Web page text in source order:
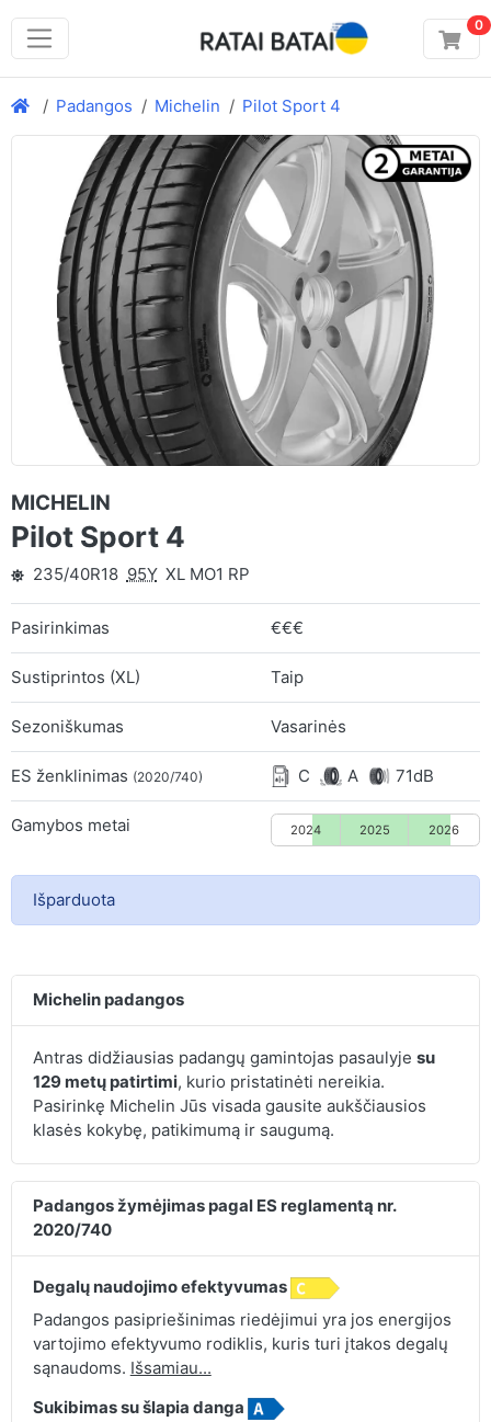
0
Padangos Michelin Pilot Sport 4
MICHELIN
Pilot Sport 4
235/40R18 95Y XL MO1 RP
Pasirinkimas €€€
Sustiprintos (XL) Taip
Sezoniškumas Vasarinės
ES ženklinimas (2020/740) C A 71dB
Gamybos metai 2024 2025 2026
Išparduota
Michelin padangos
Antras didžiausias padangų gamintojas pasaulyje su
129 metų patirtimi, kurio pristatinėti nereikia.
Pasirinkę Michelin Jūs visada gausite aukščiausios
klasės kokybę, patikimumą ir saugumą.
Padangos žymėjimas pagal ES reglamentą nr.
2020/740
Degalų naudojimo efektyvumas
Padangos pasipriešinimas riedėjimui yra jos energijos
vartojimo efektyvumo rodiklis, kuris turi įtakos degalų
sąnaudoms. Išsamiau...
Sukibimas su šlapia danga